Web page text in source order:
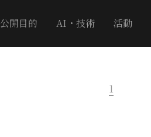
公開目的 AI・技術 活動
1